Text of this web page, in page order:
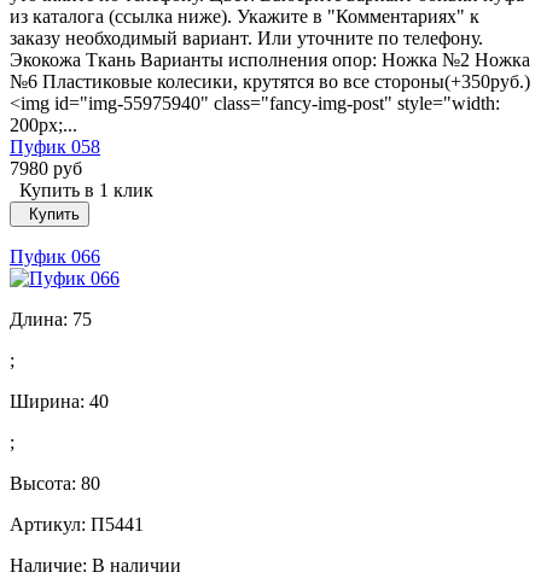
из каталога (ссылка ниже). Укажите в "Комментариях" к
заказу необходимый вариант. Или уточните по телефону.
Экокожа Ткань Варианты исполнения опор: Ножка №2 Ножка
№6 Пластиковые колесики, крутятся во все стороны(+350руб.)
<img id="img-55975940" class="fancy-img-post" style="width:
200px;...
Пуфик 058
7980 руб
Купить в 1 клик
Купить
Пуфик 066
Длина: 75
;
Ширина: 40
;
Высота: 80
Артикул: П5441
Наличие: В наличии